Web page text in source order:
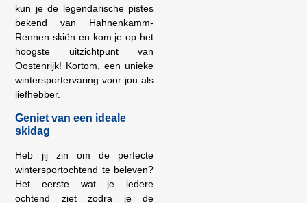
kun je de legendarische pistes
bekend van Hahnenkamm-
Rennen skiën en kom je op het
hoogste uitzichtpunt van
Oostenrijk! Kortom, een unieke
wintersportervaring voor jou als
liefhebber.
Geniet van een ideale
skidag
Heb jij zin om de perfecte
wintersportochtend te beleven?
Het eerste wat je iedere
ochtend ziet zodra je de